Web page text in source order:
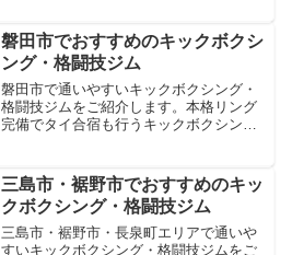
柔術と組み合わせて学べる総合施設項目
内容所在地／最寄...
磐田市でおすすめのキックボクシ
ング・格闘技ジム
磐田市で通いやすいキックボクシング・
格闘技ジムをご紹介します。本格リング
完備でタイ合宿も行うキックボクシング
強化合宿あり・アットホームな雰囲気・
女性会員多数・無料...
三島市・裾野市でおすすめのキッ
クボクシング・格闘技ジム
三島市・裾野市・長泉町エリアで通いや
すいキックボクシング・格闘技ジムをご